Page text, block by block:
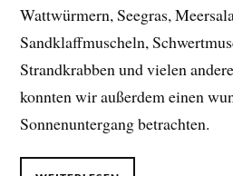
Wattwürmern, Seegras,
Sandklaffmuscheln,
Strandkrabben und vielen
konnten wir außerdem einen
Sonnenuntergang betrachten.